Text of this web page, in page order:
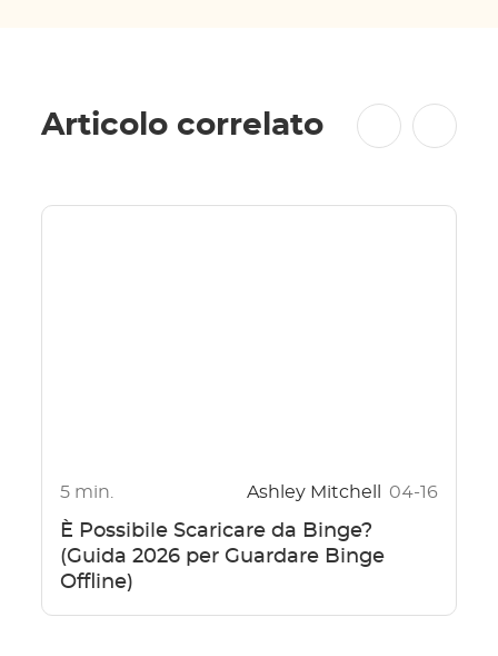
Articolo correlato
5 min. Ashley Mitchell 04-16
È Possibile Scaricare da Binge?
(Guida 2026 per Guardare Binge
Offline)